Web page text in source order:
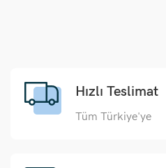
Hızlı Teslimat
Tüm Türkiye'ye